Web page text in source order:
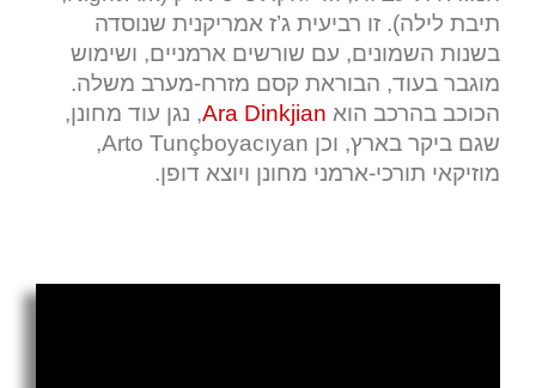
תיבת לילה). זו רביעית ג’ז אמריקנית שנוסדה
בשנות השמונים, עם שורשים ארמניים, ושימוש
מוגבר בעוד, הבוראת קסם מזרח-מערב משלה.
הכוכב בהרכב הוא Ara Dinkjian, נגן עוד מחונן,
שגם ביקר בארץ, וכן Arto Tunçboyacıyan
,
מוזיקאי תורכי-ארמני מחונן ויוצא דופן.